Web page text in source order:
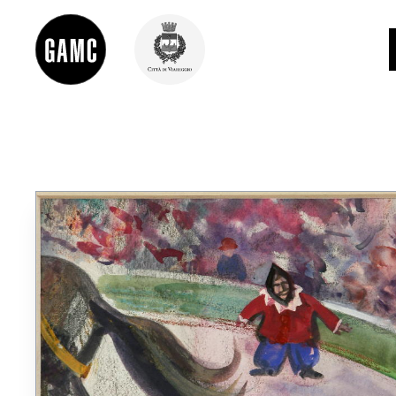
DIDATTICA
SHOP
LE COLLEZIONI
GLI AUTORI
LORENZO VIANI
MOSTRE
EVENTI
PALAZZO DELLE MUSE